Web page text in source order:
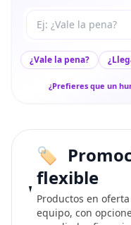
Tu pregunta a Max
¿Vale la pena?
¿Prefieres que un
flexible
Productos en
equipo, con